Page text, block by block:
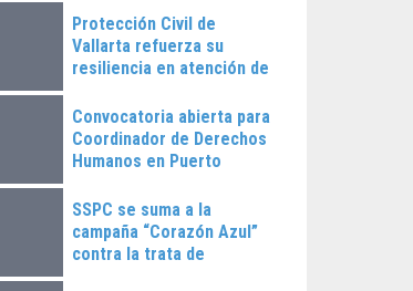
Protección Civil de
Vallarta refuerza su
resiliencia en atención de
Convocatoria abierta para
Coordinador de Derechos
Humanos en Puerto
SSPC se suma a la
campaña “Corazón Azul”
contra la trata de